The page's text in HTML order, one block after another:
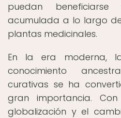
puedan
acumulada a lo largo
plantas medicinales.
En la era moderna,
conocimiento
curativas se ha
gran importancia.
globalización y el